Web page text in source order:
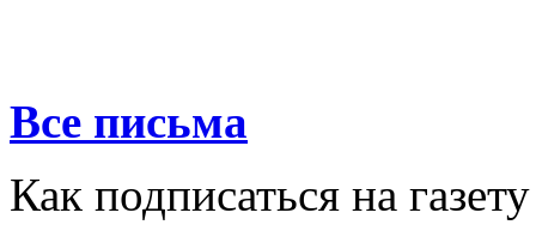
Все письма
Как подписаться на газету